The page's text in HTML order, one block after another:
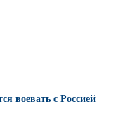
воевать с Россией